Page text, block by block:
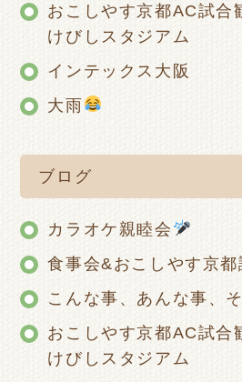
おこしやす京都AC試合
けびしスタジアム
インテックス大阪
大雨
ブログ
カラオケ親睦会
食事会&おこしやす京都
こんな事、あんな事、
おこしやす京都AC試合
けびしスタジアム